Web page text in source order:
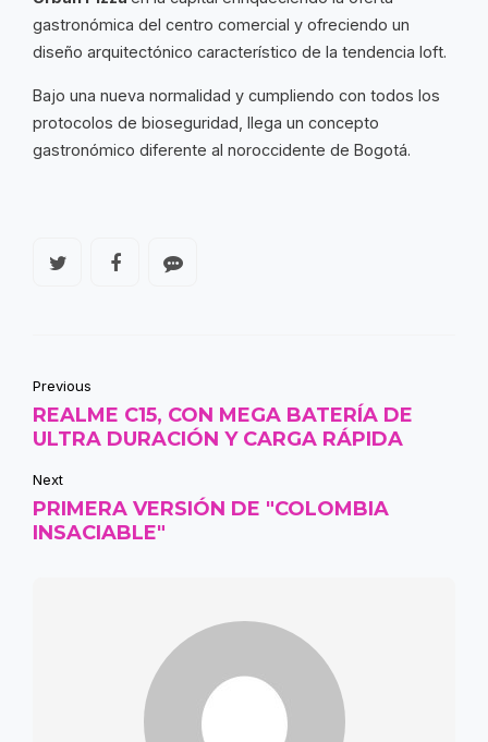
gastronómica del centro comercial y ofreciendo un
diseño arquitectónico característico de la tendencia loft.
Bajo una nueva normalidad y cumpliendo con todos los
protocolos de bioseguridad, llega un concepto
gastronómico diferente al noroccidente de Bogotá.
Previous
REALME C15, CON MEGA BATERÍA DE
ULTRA DURACIÓN Y CARGA RÁPIDA
Next
PRIMERA VERSIÓN DE "COLOMBIA
INSACIABLE"